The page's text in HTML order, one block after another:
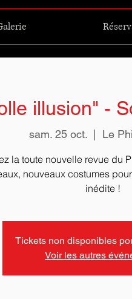
illusion" -
sam. 25 oct.
  |
Le
la toute nouvelle revue du
nouveaux costumes
Tickets non disponibles
Voir les autres